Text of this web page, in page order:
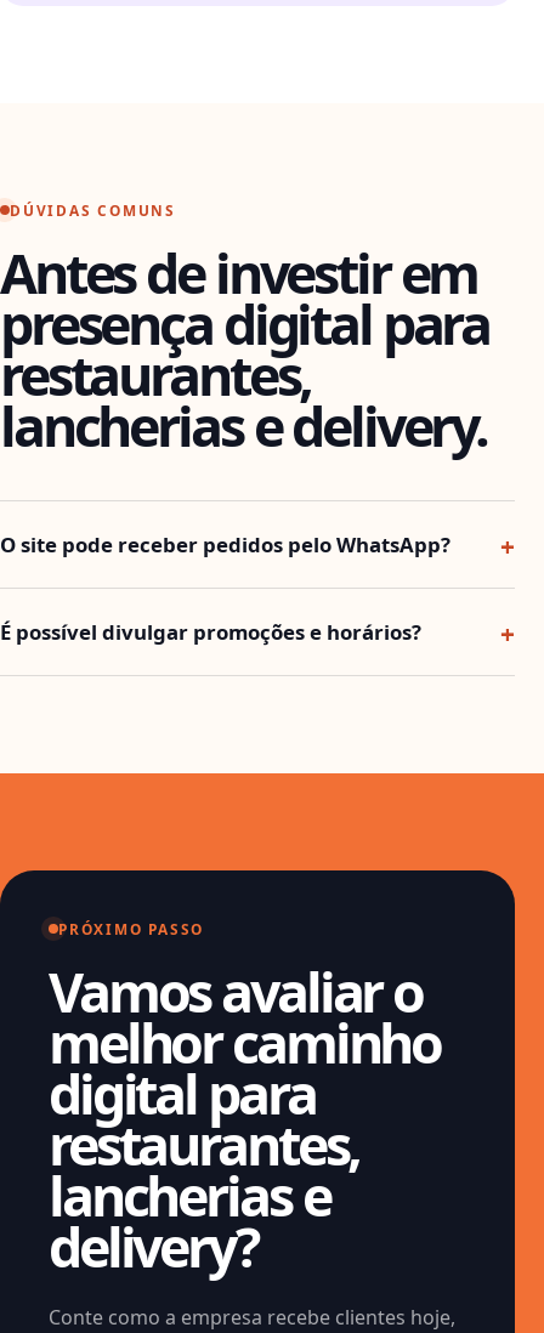
DÚVIDAS COMUNS
Antes de investir em
presença digital para
restaurantes,
lancherias e delivery.
O site pode receber pedidos pelo WhatsApp?
É possível divulgar promoções e horários?
PRÓXIMO PASSO
Vamos avaliar o
melhor caminho
digital para
restaurantes,
lancherias e
delivery?
Conte como a empresa recebe clientes hoje,